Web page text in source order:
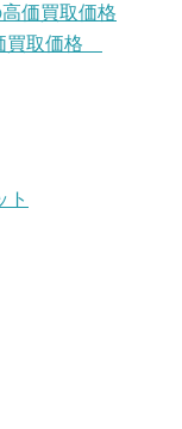
価買取価格
買取価格
ト